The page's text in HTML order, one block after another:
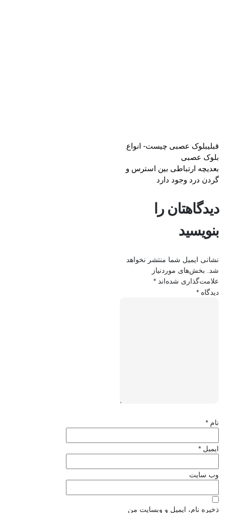
قبلیبلوک عصبی چیست- انواع
بلوک عصبی
بعدیچه ارتباطی بین استرس و
گردن درد وجود دارد
دیدگاهتان را
بنویسید
نشانی ایمیل شما منتشر نخواهد
شد.
بخش‌های موردنیاز
علامت‌گذاری شده‌اند *
دیدگاه *
نام *
ایمیل *
وب‌ سایت
ذخیره نام، ایمیل و وبسایت من